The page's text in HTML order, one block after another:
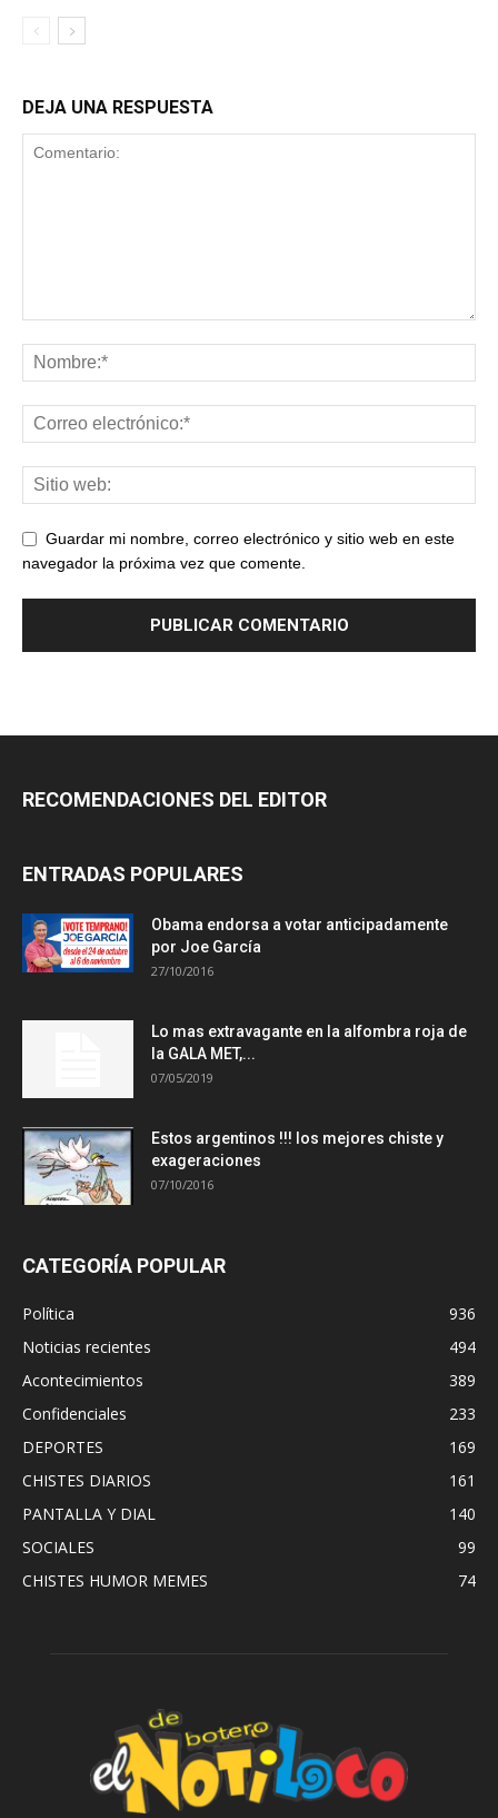
DEJA UNA RESPUESTA
Guardar mi nombre, correo electrónico y sitio web en este
navegador la próxima vez que comente.
RECOMENDACIONES DEL EDITOR
ENTRADAS POPULARES
Obama endorsa a votar anticipadamente
por Joe García
27/10/2016
Lo mas extravagante en la alfombra roja de
la GALA MET,...
07/05/2019
Estos argentinos !!! los mejores chiste y
exageraciones
07/10/2016
CATEGORÍA POPULAR
Política
936
Noticias recientes
494
Acontecimientos
389
Confidenciales
233
DEPORTES
169
CHISTES DIARIOS
161
PANTALLA Y DIAL
140
SOCIALES
99
CHISTES HUMOR MEMES
74